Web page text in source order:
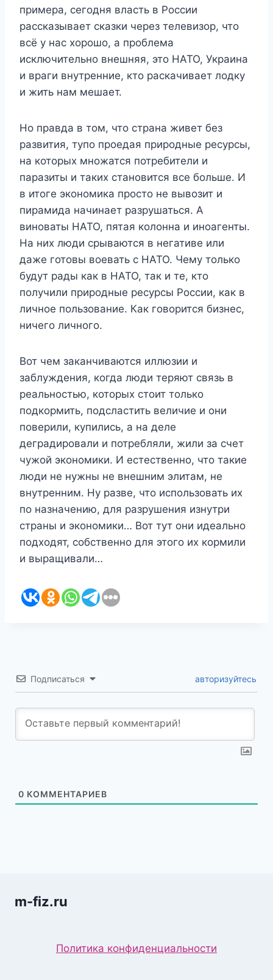
примера, сегодня власть в России
рассказывает сказки через телевизор, что
всё у нас хорошо, а проблема
исключительно внешняя, это НАТО, Украина
и враги внутренние, кто раскачивает лодку
и жить нам мешает.
Но правда в том, что страна живет без
развития, тупо проедая природные ресурсы,
на которых множатся потребители и
паразиты и таких становится все больше. И
в итоге экономика просто не вывозит и
пирамида начинает разрушаться. А
виноваты НАТО, пятая колонна и иноагенты.
На них люди срываются в негативе или
даже готовы воевать с НАТО. Чему только
будут рады как в НАТО, так и те, кто
получили природные ресурсы России, как в
личное пользование. Как говорится бизнес,
ничего личного.
Вот чем заканчиваются иллюзии и
заблуждения, когда люди теряют связь в
реальностью, которых стоит только
подкормить, подсластить величие и они
поверили, купились, а на деле
деградировали и потребляли, жили за счет
чужой экономики. И естественно, что такие
люди не нужны не внешним элитам, не
внутренним. Ну разве, что использовать их
по назначению, для разрушения изнутри
страны и экономики… Вот тут они идеально
подходят, собственно для этого их кормили
и выращивали…
Подписаться авторизуйтесь
0 КОММЕНТАРИЕВ
m-fiz.ru
Политика конфиденциальности